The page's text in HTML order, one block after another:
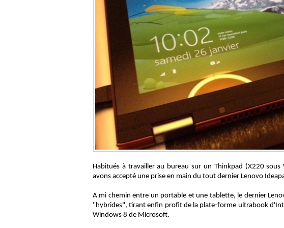
Habitués à travailler au bureau sur un Thinkpad (X220
avons accepté une prise en main du tout dernier Lenovo
A mi chemin entre un portable et une tablette, le dernier
"hybrides", tirant enfin profit de la plate-forme ultrabook
Windows 8 de Microsoft.